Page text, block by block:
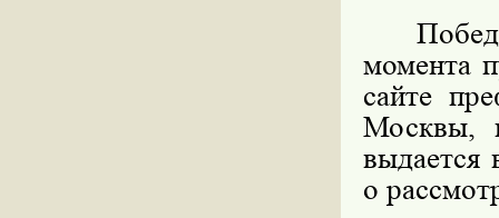
момента
сайте
Москвы,
выдается
о